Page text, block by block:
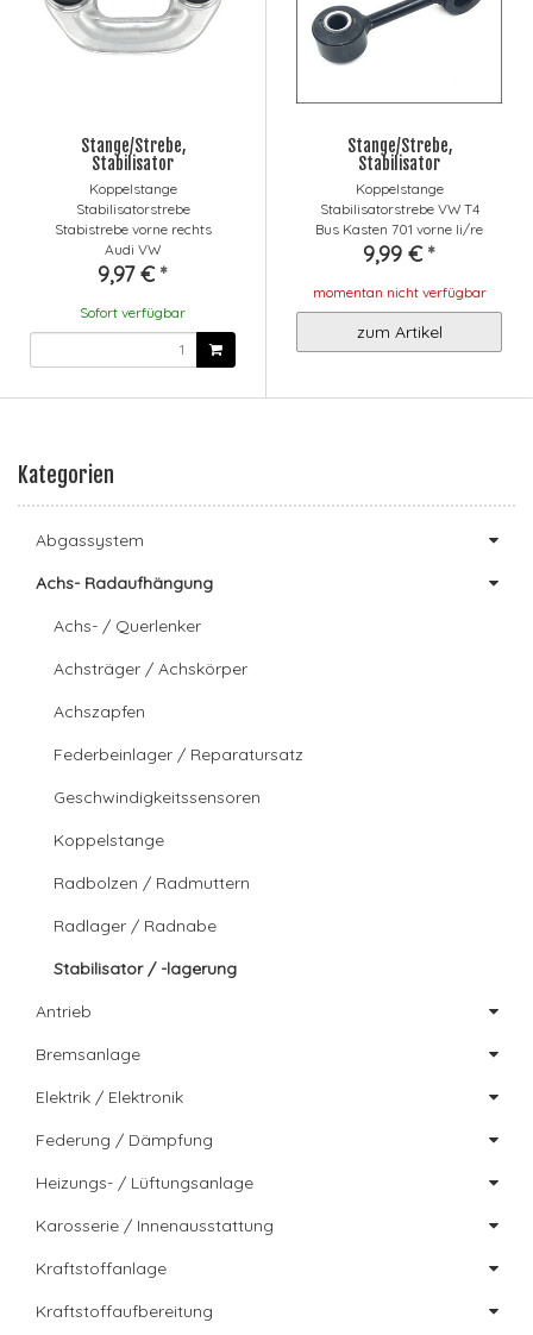
Stange/Strebe,
Stabilisator
Koppelstange
Stabilisatorstrebe
Stabistrebe vorne rechts
Audi VW
9,97 € *
Sofort verfügbar
Stange/Strebe,
Stabilisator
Koppelstange
Stabilisatorstrebe VW T4
Bus Kasten 701 vorne li/re
9,99 € *
momentan nicht verfügbar
zum Artikel
Kategorien
Abgassystem
Achs- Radaufhängung
Achs- / Querlenker
Achsträger / Achskörper
Achszapfen
Federbeinlager / Reparatursatz
Geschwindigkeitssensoren
Koppelstange
Radbolzen / Radmuttern
Radlager / Radnabe
Stabilisator / -lagerung
Antrieb
Bremsanlage
Elektrik / Elektronik
Federung / Dämpfung
Heizungs- / Lüftungsanlage
Karosserie / Innenausstattung
Kraftstoffanlage
Kraftstoffaufbereitung